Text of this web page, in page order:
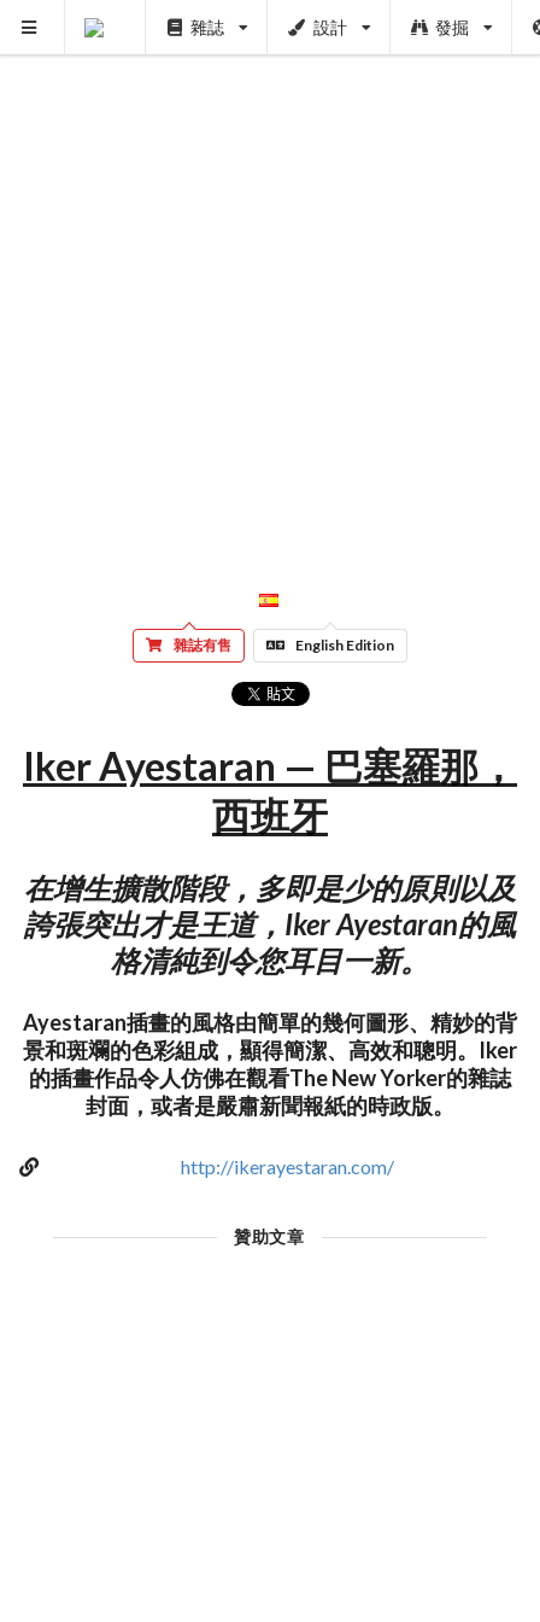
雜誌 設計 發掘
雜誌有售 English Edition
Iker Ayestaran — 巴塞羅那，
西班牙
在增生擴散階段，多即是少的原則以及
誇張突出才是王道，Iker Ayestaran的風
格清純到令您耳目一新。
Ayestaran插畫的風格由簡單的幾何圖形、精妙的背
景和斑斕的色彩組成，顯得簡潔、高效和聰明。Iker
的插畫作品令人仿佛在觀看The New Yorker的雜誌
封面，或者是嚴肅新聞報紙的時政版。
http://ikerayestaran.com/
贊助文章